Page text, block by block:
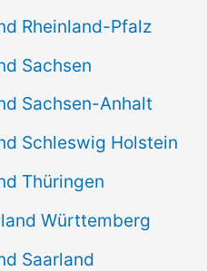
Rheinland-Pfalz
Sachsen
Sachsen-Anhalt
Schleswig Holstein
Thüringen
Württemberg
Saarland